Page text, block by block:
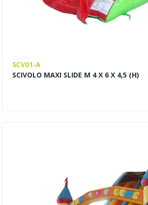
SCV01-A
SCIVOLO MAXI SLIDE M 4 X 6 X 4,5 (H)